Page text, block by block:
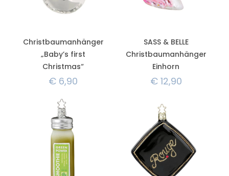
Christbaumanhänger
„Baby’s first
Christmas“
€ 6,90
SASS & BELLE
Christbaumanhänger
Einhorn
€12,90